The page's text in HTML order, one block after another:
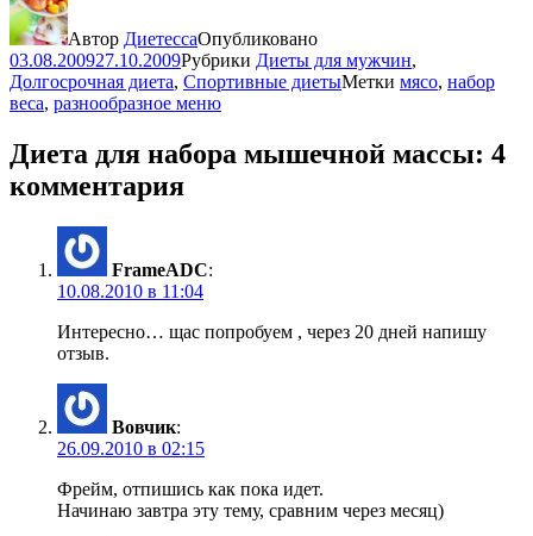
Автор ДиетессаОпубликовано
03.08.200927.10.2009Рубрики Диеты для мужчин,
Долгосрочная диета, Спортивные диетыМетки мясо, набор
веса, разнообразное меню
Диета для набора мышечной массы: 4
комментария
FrameADC:
10.08.2010 в 11:04
Интересно… щас попробуем , через 20 дней напишу
отзыв.
Вовчик:
26.09.2010 в 02:15
Фрейм, отпишись как пока идет.
Начинаю завтра эту тему, сравним через месяц)